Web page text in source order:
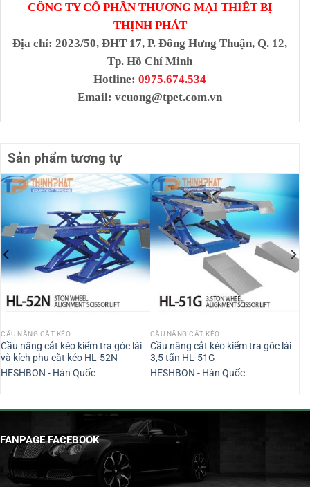
CÔNG TY CỔ PHẦN THƯƠNG MẠI THIẾT BỊ
THỊNH PHÁT
Địa chỉ: 2023/50, ĐHT 17, P. Đông Hưng Thuận, Q. 12,
Tp. Hồ Chí Minh
Hotline: 0975.674.534
Email: vcuong@tpet.com.vn
Sản phẩm tương tự
CẦU NÂNG CẮT KÉO
Cầu nâng cắt kéo kiểm tra góc lái
và kích phụ cắt kéo HL-52N
HESHBON - Hàn Quốc
CẦU NÂNG CẮT KÉO
Cầu nâng cắt kéo kiểm tra góc lái
3,5 tấn HL-51G
HESHBON - Hàn Quốc
FANPAGE FACEBOOK